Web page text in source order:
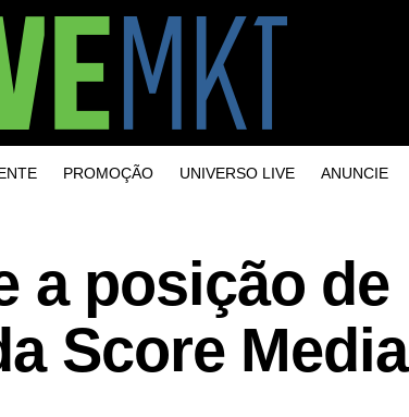
PROMOÇÃO UNIVERSO LIVE ANUNCIE
a posição de
Score Media